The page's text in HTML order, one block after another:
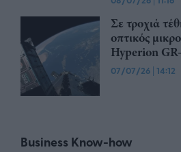
Σε τροχιά
οπτικός
Hyperion
07/07/26 | 14:12
Business Know-how